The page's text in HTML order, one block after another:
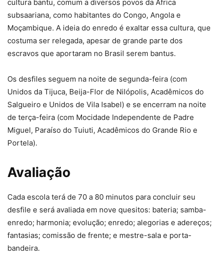
cultura bantu, comum a diversos povos da África
subsaariana, como habitantes do Congo, Angola e
Moçambique. A ideia do enredo é exaltar essa cultura, que
costuma ser relegada, apesar de grande parte dos
escravos que aportaram no Brasil serem bantus.
Os desfiles seguem na noite de segunda-feira (com
Unidos da Tijuca, Beija-Flor de Nilópolis, Acadêmicos do
Salgueiro e Unidos de Vila Isabel) e se encerram na noite
de terça-feira (com Mocidade Independente de Padre
Miguel, Paraíso do Tuiuti, Acadêmicos do Grande Rio e
Portela).
Avaliação
Cada escola terá de 70 a 80 minutos para concluir seu
desfile e será avaliada em nove quesitos: bateria; samba-
enredo; harmonia; evolução; enredo; alegorias e adereços;
fantasias; comissão de frente; e mestre-sala e porta-
bandeira.